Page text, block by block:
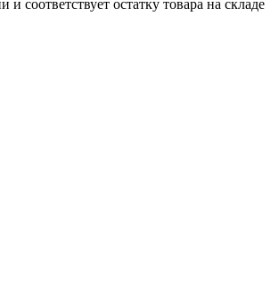
соответствует остатку товара на складе